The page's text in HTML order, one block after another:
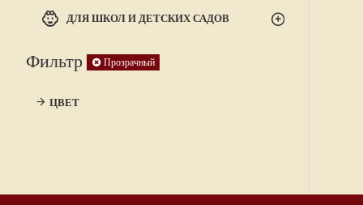
ДЛЯ ШКОЛ И ДЕТСКИХ САДОВ
Фильтр Прозрачный
ЦВЕТ